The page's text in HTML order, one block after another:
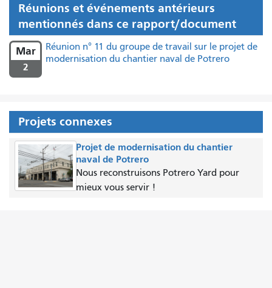
Réunions et événements antérieurs
mentionnés dans ce rapport/document
Mar
2
Réunion n° 11 du groupe de travail sur le projet de
modernisation du chantier naval de Potrero
Projets connexes
Projet de modernisation du chantier
naval de Potrero
Nous reconstruisons Potrero Yard pour
mieux vous servir !